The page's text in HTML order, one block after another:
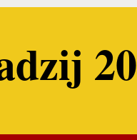
20